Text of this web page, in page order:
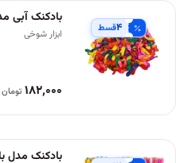
۴قسط
بادکنک آبی مدل
ابزار شوخی
۱۸۲٬۰۰۰ تومان
بادکنک مدل بالن